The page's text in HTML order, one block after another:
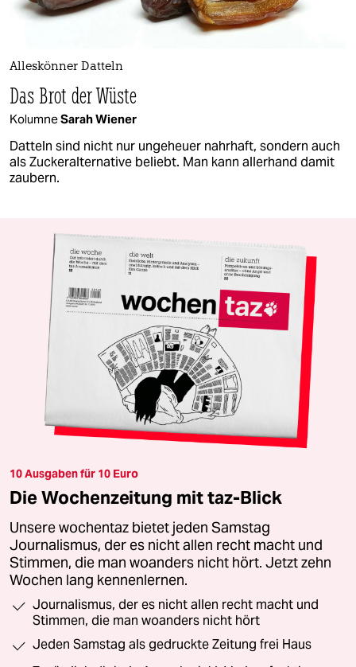
Alleskönner Datteln
Das Brot der Wüste
KolumneSarah Wiener
Datteln sind nicht nur ungeheuer nahrhaft, sondern auch
als Zuckeralternative beliebt. Man kann allerhand damit
zaubern.
10 Ausgaben für 10 Euro
Die Wochenzeitung mit taz-Blick
Unsere wochentaz bietet jeden Samstag
Journalismus, der es nicht allen recht macht und
Stimmen, die man woanders nicht hört. Jetzt zehn
Wochen lang kennenlernen.
Journalismus, der es nicht allen recht macht und
Stimmen, die man woanders nicht hört
Jeden Samstag als gedruckte Zeitung frei Haus